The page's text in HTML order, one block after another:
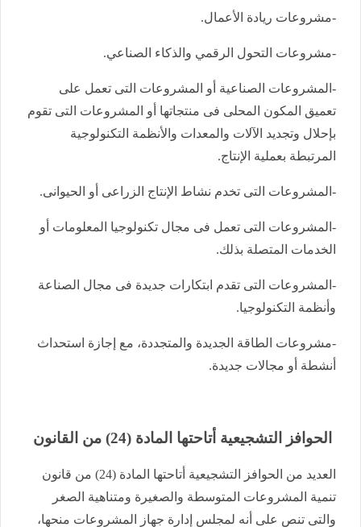
-مشروعات ريادة الأعمال.
-مشروعات التحول الرقمي والذكاء الصناعي.
-المشروعات الصناعية أو المشروعات التى تعمل على
تعميق المكون المحلى فى منتجاتها أو المشروعات التى تقوم
بإحلال وتجديد الآلات والمعدات والأنظمة التكنولوجية
المرتبطة بعملية الإنتاج.
-المشروعات التى تخدم نشاط الإنتاج الزراعى أو الحيوانى.
-المشروعات التى تعمل فى مجال تكنولوجيا المعلومات أو
الخدمات المتصلة بذلك.
-المشروعات التى تقدم ابتكارات جديدة فى مجال الصناعة
وأنظمة التكنولوجيا.
-مشروعات الطاقة الجديدة والمتجددة، مع إجازة استحداث
أنشطة أو مجالات جديدة.
الحوافز التشجيعية أتاحتها المادة (24) من القانون
العديد من الحوافز التشجيعية أتاحتها المادة (24) من قانون
تنمية المشروعات المتوسطة والصغيرة ومتناهية الصغر
والتى تنص على أنه لمجلس إدارة جهاز المشروعات منحها،